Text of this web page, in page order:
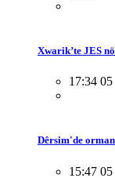
Xwarik’te JES
17:34 05
Dêrsim'de orman
15:47 05